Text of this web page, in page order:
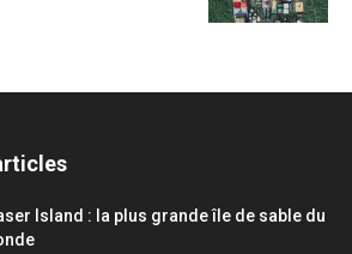
Island : la plus grande île de sable du